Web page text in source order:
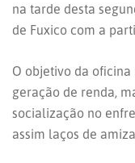
na tarde desta
de Fuxico com a
O objetivo da
geração de renda,
socialização no
assim laços de